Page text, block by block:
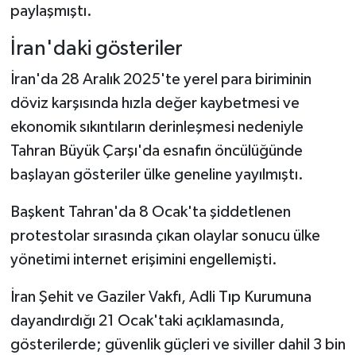
paylaşmıştı.
İran'daki gösteriler
İran'da 28 Aralık 2025'te yerel para biriminin
döviz karşısında hızla değer kaybetmesi ve
ekonomik sıkıntıların derinleşmesi nedeniyle
Tahran Büyük Çarşı'da esnafın öncülüğünde
başlayan gösteriler ülke geneline yayılmıştı.
Başkent Tahran'da 8 Ocak'ta şiddetlenen
protestolar sırasında çıkan olaylar sonucu ülke
yönetimi internet erişimini engellemişti.
İran Şehit ve Gaziler Vakfı, Adli Tıp Kurumuna
dayandırdığı 21 Ocak'taki açıklamasında,
gösterilerde; güvenlik güçleri ve siviller dahil 3 bin